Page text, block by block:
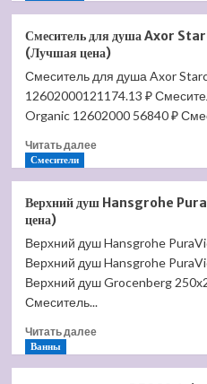
61
(Лучшая
для
кухни
Hansgrohe
Talis
S
(Лучшая
Смеситель для душа Axor
(Лучшая цена)
Смеситель для душа Axor
12602000121174.13 ₽
Organic 12602000 56840 ₽
Читать далееПрочитать
для
Axor
Starck
Organic
цена)
Смесители
Верхний душ Hansgrohe
цена)
Верхний душ Hansgrohe
Верхний душ Hansgrohe
Верхний душ Grocenberg
Смеситель...
Читать далееПрочитать
Ванны